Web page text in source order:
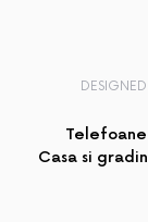
Casa si